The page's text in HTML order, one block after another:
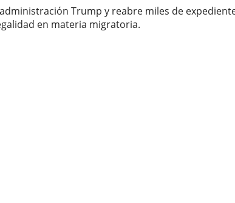
Trump y reabre miles de
en materia migratoria.